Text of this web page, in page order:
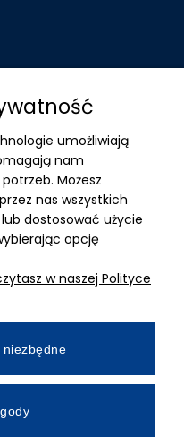
umożliwiają
nam
Możesz
nas wszystkich
dostosować użycie
opcję
w naszej Polityce